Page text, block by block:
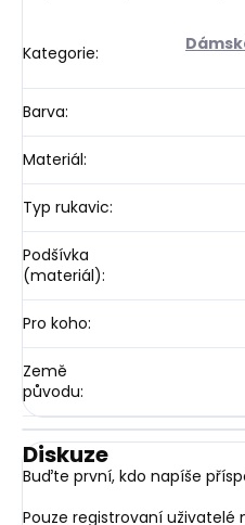
Kategorie:
Barva:
Materiál:
Typ rukavic:
Podšívka
(materiál):
Pro koho:
Země
původu:
Diskuze
Buďte první, kdo napíše
Pouze registrovaní uživatelé